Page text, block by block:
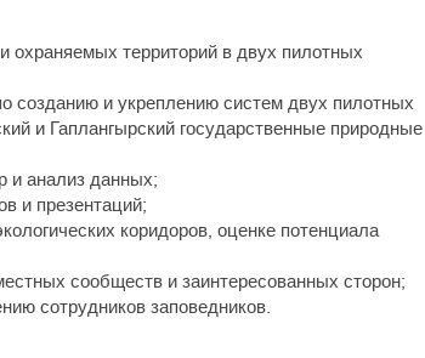
охраняемых территорий в двух пилотных
созданию и укреплению систем двух пилотных
и Гаплангырский государственные природные
и анализ данных;
и презентаций;
коридоров, оценке потенциала
сообществ и заинтересованных сторон;
сотрудников заповедников.